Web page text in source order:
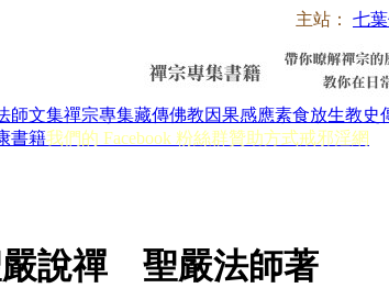
主站： 七
師文集禪宗專集藏傳佛教因果感應素食放生教史
書籍我們的 Facebook 粉絲群贊助方式戒邪淫網
說禪 聖嚴法師著